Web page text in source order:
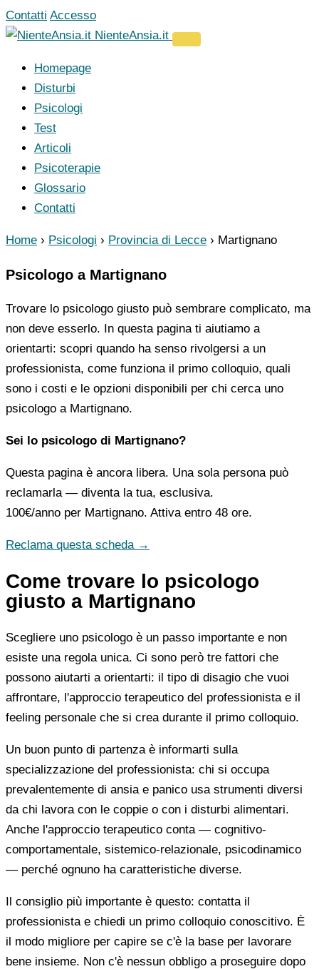
Vai
al
Contatti Accesso
NienteAnsia.it
Homepage
Disturbi
Psicologi
Test
Articoli
Psicoterapie
Glossario
Contatti
Home › Psicologi › Provincia di Lecce › Martignano
Psicologo a Martignano
Trovare lo psicologo giusto può sembrare complicato, ma
non deve esserlo. In questa pagina ti aiutiamo a
orientarti: scopri quando ha senso rivolgersi a un
professionista, come funziona il primo colloquio, quali
sono i costi e le opzioni disponibili per chi cerca uno
psicologo a Martignano.
Sei lo psicologo di Martignano?
Questa pagina è ancora libera. Una sola persona può
reclamarla — diventa la tua, esclusiva.
100€/anno per Martignano. Attiva entro 48 ore.
Reclama questa scheda →
Come trovare lo psicologo
giusto a Martignano
Scegliere uno psicologo è un passo importante e non
esiste una regola unica. Ci sono però tre fattori che
possono aiutarti a orientarti: il tipo di disagio che vuoi
affrontare, l'approccio terapeutico del professionista e il
feeling personale che si crea durante il primo colloquio.
Un buon punto di partenza è informarti sulla
specializzazione del professionista: chi si occupa
prevalentemente di ansia e panico usa strumenti diversi
da chi lavora con le coppie o con i disturbi alimentari.
Anche l'approccio terapeutico conta — cognitivo-
comportamentale, sistemico-relazionale, psicodinamico
— perché ognuno ha caratteristiche diverse.
Il consiglio più importante è questo: contatta il
professionista e chiedi un primo colloquio conoscitivo. È
il modo migliore per capire se c'è la base per lavorare
bene insieme. Non c'è nessun obbligo a proseguire dopo